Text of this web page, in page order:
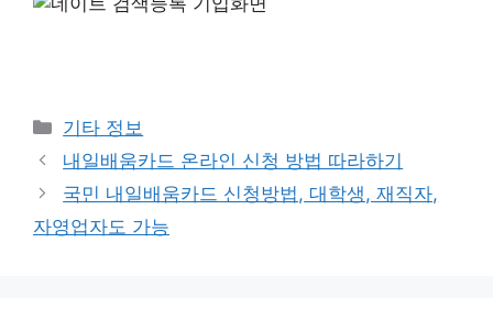
카
테
고
리
기타 정보
내일배움카드 온라인 신청 방법 따라하기
국민 내일배움카드 신청방법, 대학생, 재직자,
자영업자도 가능